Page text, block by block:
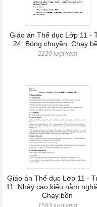
Giáo án Thể dục Lớp 11 -
24: Bóng chuyền. Chạy
2220 lượt xem
Giáo án Thể dục Lớp 11 -
11: Nhảy cao kiểu nằm
Chạy bền
1593 lượt xem